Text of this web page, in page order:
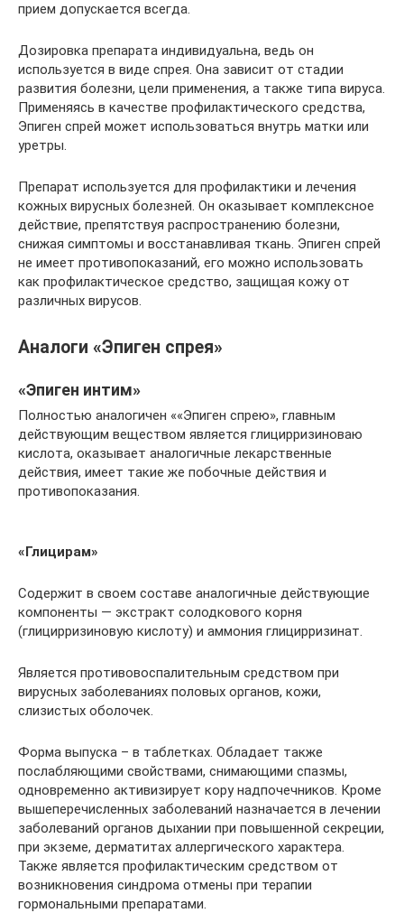
прием допускается всегда.
Дозировка препарата индивидуальна, ведь он
используется в виде спрея. Она зависит от стадии
развития болезни, цели применения, а также типа вируса.
Применяясь в качестве профилактического средства,
Эпиген спрей может использоваться внутрь матки или
уретры.
Препарат используется для профилактики и лечения
кожных вирусных болезней. Он оказывает комплексное
действие, препятствуя распространению болезни,
снижая симптомы и восстанавливая ткань. Эпиген спрей
не имеет противопоказаний, его можно использовать
как профилактическое средство, защищая кожу от
различных вирусов.
Аналоги «Эпиген спрея»
«Эпиген интим»
Полностью аналогичен ««Эпиген спрею», главным
действующим веществом является глицирризиноваю
кислота, оказывает аналогичные лекарственные
действия, имеет такие же побочные действия и
противопоказания.
«Глицирам»
Содержит в своем составе аналогичные действующие
компоненты — экстракт солодкового корня
(глицирризиновую кислоту) и аммония глицирризинат.
Является противовоспалительным средством при
вирусных заболеваниях половых органов, кожи,
слизистых оболочек.
Форма выпуска – в таблетках. Обладает также
послабляющими свойствами, снимающими спазмы,
одновременно активизирует кору надпочечников. Кроме
вышеперечисленных заболеваний назначается в лечении
заболеваний органов дыхании при повышенной секреции,
при экземе, дерматитах аллергического характера.
Также является профилактическим средством от
возникновения синдрома отмены при терапии
гормональными препаратами.